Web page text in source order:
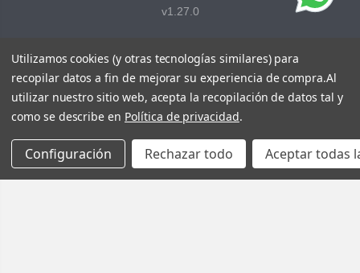
v1.27.0
Utilizamos cookies (y otras tecnologías similares) para
recopilar datos a fin de mejorar su experiencia de compra.Al
utilizar nuestro sitio web, acepta la recopilación de datos tal y
como se describe en Política de privacidad.
Configuración Rechazar todo Aceptar todas